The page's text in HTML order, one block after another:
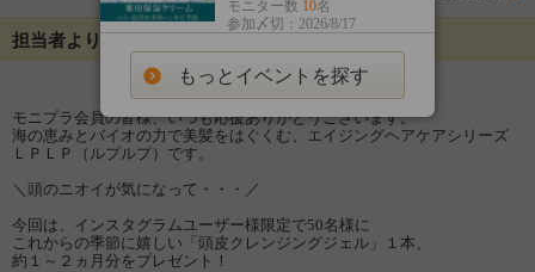
担当者よりメッセージ
モニプラ会員の皆様、いつも応援ありがとうございます。
海の恵みとバイオの力で美髪をはぐくむ、エイジングヘアケアシリーズ
ＬＰＬＰ（ルプルプ）です。
＼頭のニオイが気になって・・・／
今回は、インスタグラムユーザー様限定で50名様に
これからの季節に嬉しい「頭皮クレンジングジェル」１本、
約１～２ヵ月分をプレゼント！
モニター数 10名
参加〆切：2026/8/17
もっとイベントを探す